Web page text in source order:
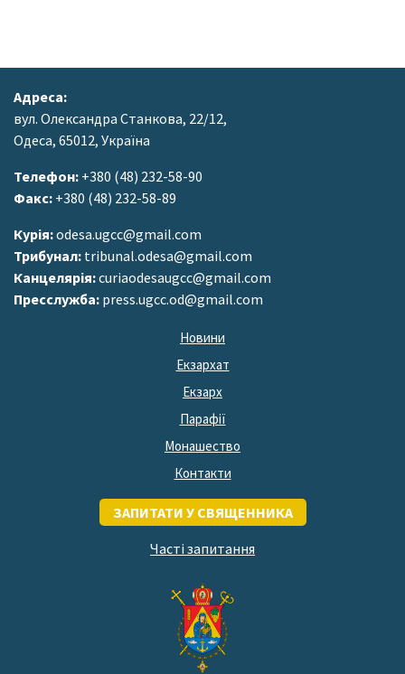
Адреса:
вул. Олександра Станкова, 22/12,
Одеса, 65012, Україна
Телефон: +380 (48) 232-58-90
Факс: +380 (48) 232-58-89
Курія:odesa.ugcc@gmail.com
Трибунал: tribunal.odesa@gmail.com
Канцелярія:curiaodesaugcc@gmail.com
Пресслужба: press.ugcc.od@gmail.com
Новини
Екзархат
Екзарх
Парафії
Монашество
Контакти
ЗАПИТАТИ У СВЯЩЕННИКА
Часті запитання